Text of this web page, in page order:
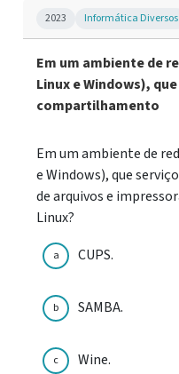
2023 Informática Diversos
Em um ambiente de
Linux e Windows),
compartilhamento
Em um ambiente de
e Windows), que
de arquivos e
Linux?
a CUPS.
b SAMBA.
c Wine.